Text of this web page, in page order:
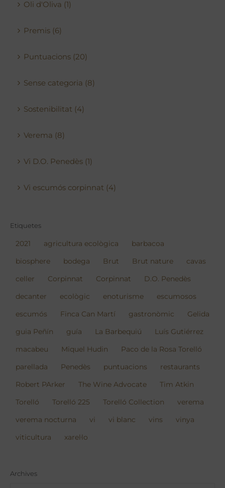
Oli d'Oliva (1)
Premis (6)
Puntuacions (20)
Sense categoria (8)
Sostenibilitat (4)
Verema (8)
Vi D.O. Penedès (1)
Vi escumós corpinnat (4)
Etiquetes
2021 agricultura ecològica barbacoa
biosphere bodega Brut Brut nature cavas
celler Corpinnat Corpinnat D.O. Penedès
decanter ecològic enoturisme escumosos
escumós Finca Can Martí gastronòmic Gelida
guia Peñín guía La Barbequiú Luís Gutiérrez
macabeu Miquel Hudin Paco de la Rosa Torelló
parellada Penedès puntuacions restaurants
Robert PArker The Wine Advocate Tim Atkin
Torelló Torelló 225 Torelló Collection verema
verema nocturna vi vi blanc vins vinya
viticultura xarel·lo
Archives